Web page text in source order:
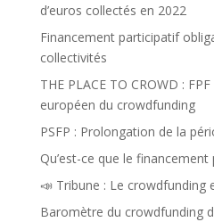
d’euros collectés en 2022
Financement participatif
collectivités
THE PLACE TO CROWD :
européen du crowdfunding
PSFP : Prolongation de la
Qu’est-ce que le
📣 Tribune : Le crowdfunding
Baromètre du crowdfunding